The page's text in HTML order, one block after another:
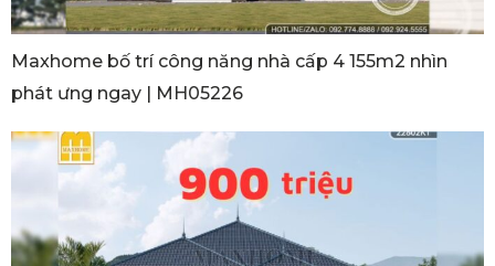
Maxhome bố trí công năng nhà cấp 4 155m2 nhìn
phát ưng ngay | MH05226